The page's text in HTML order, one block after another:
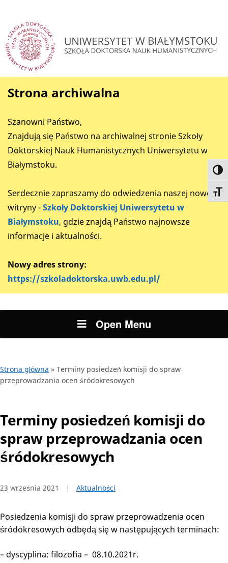
Strona archiwalna
Szanowni Państwo,
Znajdują się Państwo na archiwalnej stronie Szkoły
Doktorskiej Nauk Humanistycznych Uniwersytetu w
Białymstoku.
Serdecznie zapraszamy do odwiedzenia naszej nowej
witryny -Szkoły Doktorskiej Uniwersytetu w
Białymstoku, gdzie znajdą Państwo najnowsze
informacje i aktualności.
Nowy adres strony:
https://szkoladoktorska.uwb.edu.pl/
Open Menu
Strona główna » Terminy posiedzeń komisji do spraw
przeprowadzania ocen śródokresowych
Terminy posiedzeń komisji do
spraw przeprowadzania ocen
śródokresowych
23 września 2021 Aktualności
Posiedzenia komisji do spraw przeprowadzenia ocen
śródokresowych odbędą się w następujących terminach:
– dyscyplina: filozofia – 08.10.2021r.